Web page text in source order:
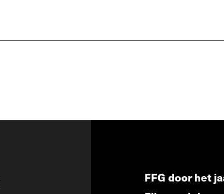
FFG door het